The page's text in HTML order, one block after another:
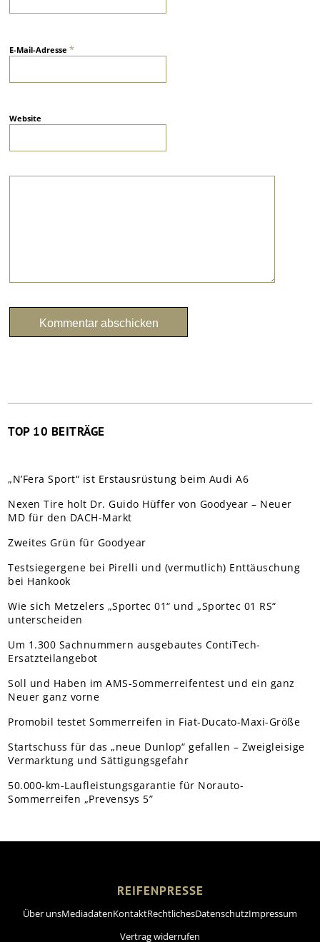
E-Mail-Adresse*
Website
TOP 10 BEITRÄGE
„N’Fera Sport“ ist Erstausrüstung beim Audi A6
Nexen Tire holt Dr. Guido Hüffer von Goodyear – Neuer
MD für den DACH-Markt
Zweites Grün für Goodyear
Testsiegergene bei Pirelli und (vermutlich) Enttäuschung
bei Hankook
Wie sich Metzelers „Sportec 01“ und „Sportec 01 RS“
unterscheiden
Um 1.300 Sachnummern ausgebautes ContiTech-
Ersatzteilangebot
Soll und Haben im AMS-Sommerreifentest und ein ganz
Neuer ganz vorne
Promobil testet Sommerreifen in Fiat-Ducato-Maxi-Größe
Startschuss für das „neue Dunlop“ gefallen – Zweigleisige
Vermarktung und Sättigungsgefahr
50.000-km-Laufleistungsgarantie für Norauto-
Sommerreifen „Prevensys 5”
REIFENPRESSE
Über unsMediadatenKontaktRechtlichesDatenschutzImpressum
Vertrag widerrufen